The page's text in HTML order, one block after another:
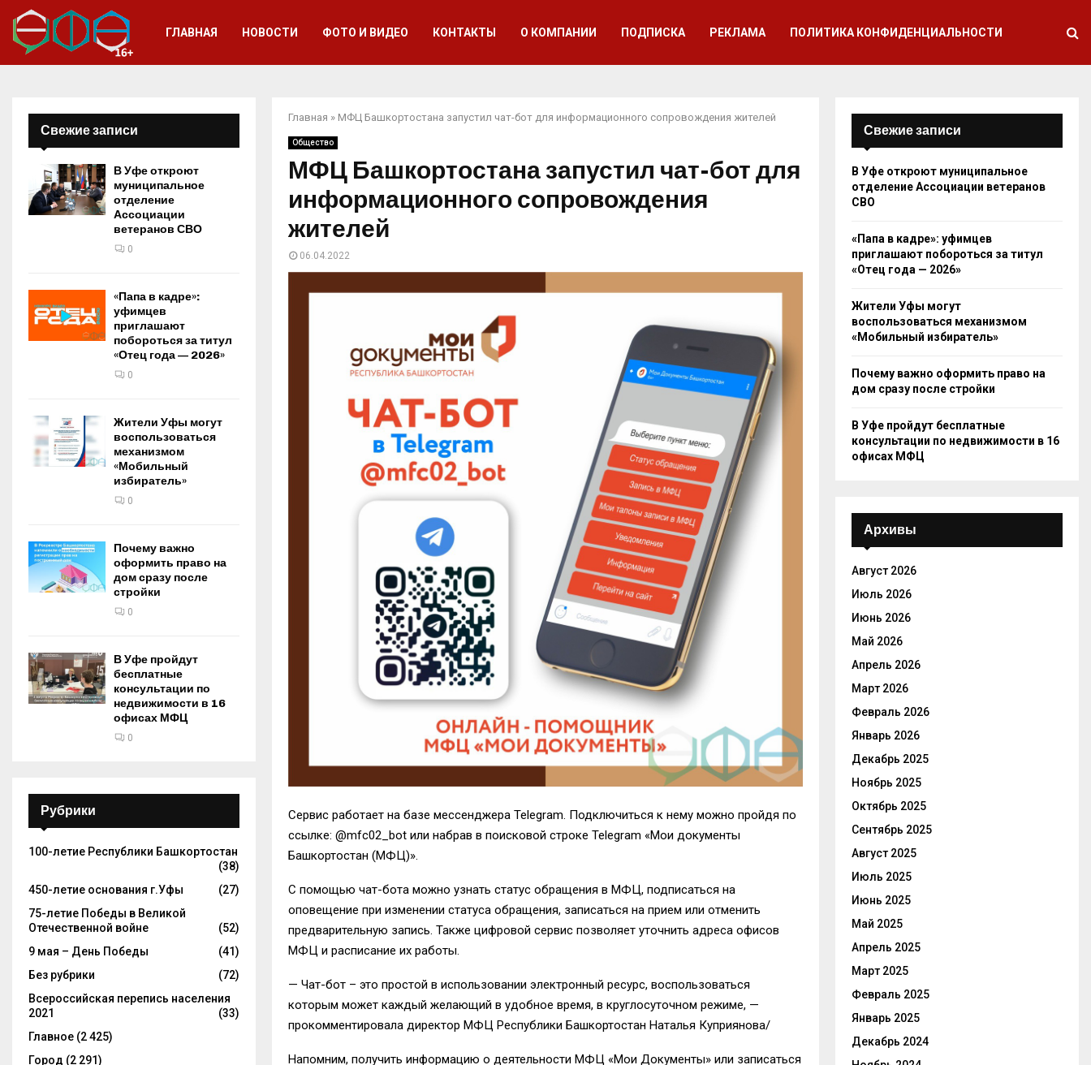
ГЛАВНАЯ НОВОСТИ ФОТО И ВИДЕО КОНТАКТЫ О КОМПАНИИ ПОДПИСКА РЕКЛАМА ПОЛИТИКА КОНФИДЕНЦИАЛЬНОСТИ
Главная » МФЦ Башкортостана запустил чат-бот для информационного сопровождения жителей
Общество
МФЦ Башкортостана запустил чат-бот для
информационного сопровождения
жителей
06.04.2022
Сервис работает на базе мессенджера Telegram . Подключиться к нему можно пройдя по
ссылке: @mfc02_ bot или набрав в поисковой строке Telegram «Мои документы
Башкортостан (МФЦ)».
С помощью чат-бота можно узнать статус обращения в МФЦ, подписаться на
оповещение при изменении статуса обращения, записаться на прием или отменить
предварительную запись. Также цифровой сервис позволяет уточнить адреса офисов
МФЦ и расписание их работы.
— Чат-бот – это простой в использовании электронный ресурс, воспользоваться
которым может каждый желающий в удобное время, в круглосуточном режиме, —
прокомментировала директор МФЦ Республики Башкортостан Наталья Куприянова/
Напомним, получить информацию о деятельности МФЦ «Мои Документы» или записаться
Свежие записи
В Уфе откроют
муниципальное
отделение
Ассоциации
ветеранов СВО
0
«Папа в кадре»:
уфимцев
приглашают
побороться за титул
«Отец года — 2026»
0
Жители Уфы могут
воспользоваться
механизмом
«Мобильный
избиратель»
0
Почему важно
оформить право на
дом сразу после
стройки
0
В Уфе пройдут
бесплатные
консультации по
недвижимости в 16
офисах МФЦ
0
Рубрики
100-летие Республики Башкортостан
(38)
450-летие основания г.Уфы
(27)
75-летие Победы в Великой
Отечественной войне
(52)
9 мая – День Победы
(41)
Без рубрики
(72)
Всероссийская перепись населения
2021
(33)
Главное (2 425)
Город (2 291)
Свежие записи
В Уфе откроют муниципальное
отделение Ассоциации ветеранов
СВО
«Папа в кадре»: уфимцев
приглашают побороться за титул
«Отец года — 2026»
Жители Уфы могут
воспользоваться механизмом
«Мобильный избиратель»
Почему важно оформить право на
дом сразу после стройки
В Уфе пройдут бесплатные
консультации по недвижимости в 16
офисах МФЦ
Архивы
Август 2026
Июль 2026
Июнь 2026
Май 2026
Апрель 2026
Март 2026
Февраль 2026
Январь 2026
Декабрь 2025
Ноябрь 2025
Октябрь 2025
Сентябрь 2025
Август 2025
Июль 2025
Июнь 2025
Май 2025
Апрель 2025
Март 2025
Февраль 2025
Январь 2025
Декабрь 2024